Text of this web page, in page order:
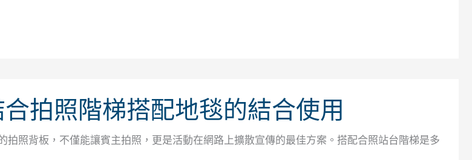
拍照階梯搭配地毯的結合使用
拍照背板，不僅能讓賓主拍照，更是活動在網路上擴散宣傳的最佳方案。搭配合照站台階梯是多